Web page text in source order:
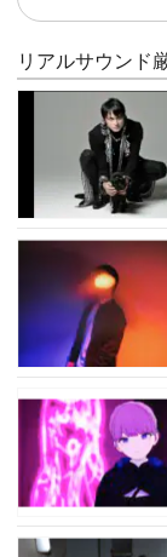
リアルサウンド